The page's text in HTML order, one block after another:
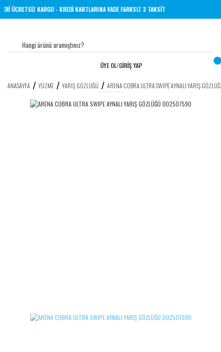
ÜCRETSİZ KARGO - KREDİ KARTLARINA VADE FARKSIZ 3 TAKSİT
ÜYE OL/GİRİŞ YAP
ANASAYFA YÜZME YARIŞ GÖZLÜĞÜ ARENA COBRA ULTRA SWIPE AYNALI YARIŞ